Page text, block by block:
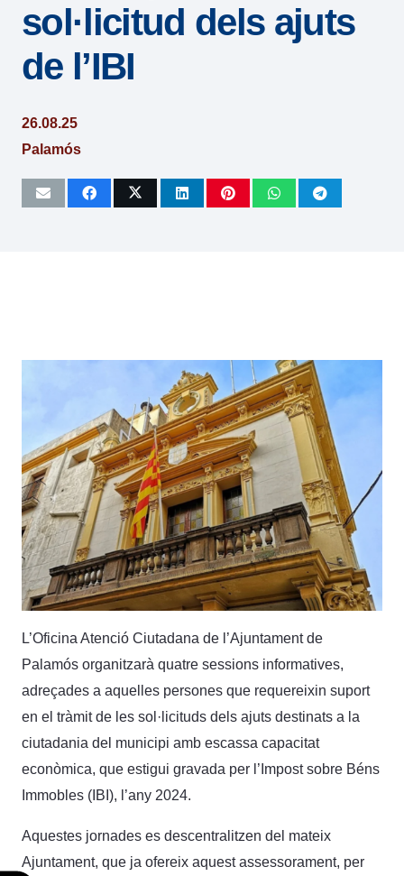
sol·licitud dels ajuts
de l’IBI
26.08.25
Palamós
L’Oficina Atenció Ciutadana de l’Ajuntament de
Palamós organitzarà quatre sessions informatives,
adreçades a aquelles persones que requereixin suport
en el tràmit de les sol·licituds dels ajuts destinats a la
ciutadania del municipi amb escassa capacitat
econòmica, que estigui gravada per l’Impost sobre Béns
Immobles (IBI), l’any 2024.
Aquestes jornades es descentralitzen del mateix
Ajuntament, que ja ofereix aquest assessorament, per